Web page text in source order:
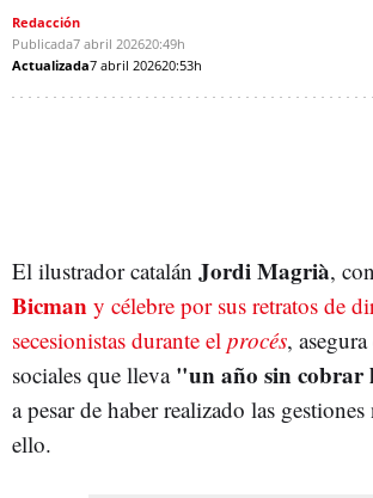
Redacción
Publicada7 abril 202620:49h
Actualizada7 abril 202620:53h
El ilustrador catalán Jordi Magrià,
Bicman y célebre por sus retratos de
secesionistas durante el procés,
sociales que lleva "un año sin
a pesar de haber realizado las gestiones
ello.